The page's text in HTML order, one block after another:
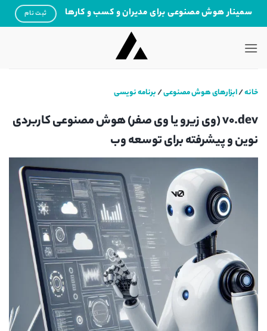
سمینار هوش مصنوعی برای مدیران و کسب و کارها ثبت نام
خانه/ابزارهای هوش مصنوعی/برنامه نویسی
v0.dev (وی زیرو یا وی صفر) هوش مصنوعی کاربردی
نوین و پیشرفته برای توسعه وب